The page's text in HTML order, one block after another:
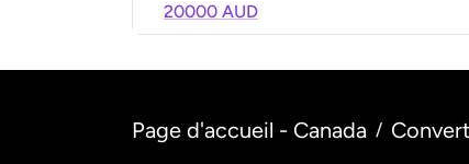
20000 AUD
Page d'accueil - Canada /